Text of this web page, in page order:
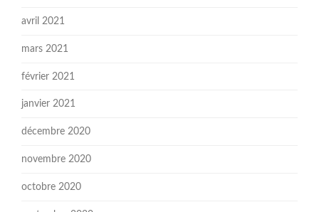
avril 2021
mars 2021
février 2021
janvier 2021
décembre 2020
novembre 2020
octobre 2020